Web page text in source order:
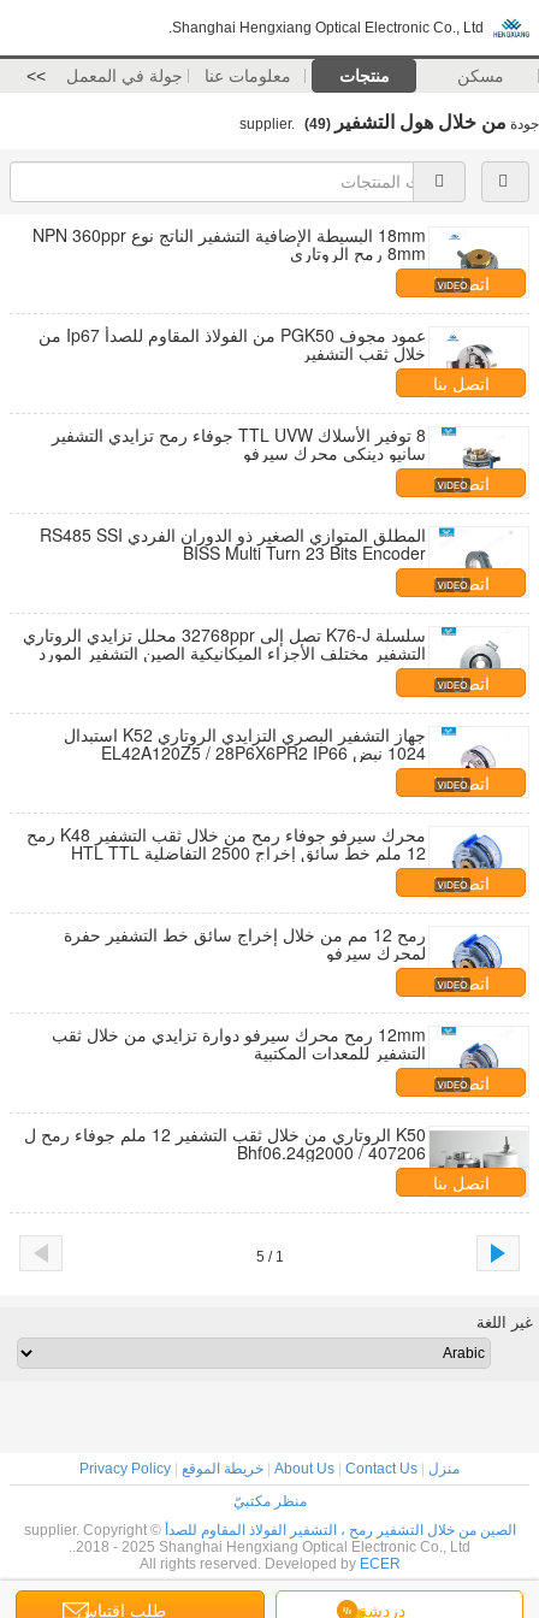
Shanghai Hengxiang Optical Electronic Co., Ltd.
مسكن منتجات معلومات عنا جولة في المعمل >>
جودة من خلال هول التشفير (49)
18mm البسيطة الإضافية التشفير الناتج نوع NPN 360ppr
8mm رمح الروتاري
اتصل بنا
عمود مجوف PGK50 من الفولاذ المقاوم للصدأ Ip67 من
خلال ثقب التشفير
اتصل بنا
8 توفير الأسلاك TTL UVW جوفاء رمح تزايدي التشفير
سانيو دينكي محرك سيرفو
اتصل بنا
المطلق المتوازي الصغير ذو الدوران الفردي RS485 SSI
BISS Multi Turn 23 Bits Encoder
اتصل بنا
سلسلة K76-J تصل إلى 32768ppr محلل تزايدي الروتاري
التشفير مختلف الأجزاء الميكانيكية الصين التشفير المورد
اتصل بنا
جهاز التشفير البصري التزايدي الروتاري K52 استبدال
1024 نبض EL42A120Z5 / 28P6X6PR2 IP66
اتصل بنا
محرك سيرفو جوفاء رمح من خلال ثقب التشفير K48 رمح
12 ملم خط سائق إخراج 2500 التفاضلية HTL TTL
اتصل بنا
رمح 12 مم من خلال إخراج سائق خط التشفير حفرة
لمحرك سيرفو
اتصل بنا
12mm رمح محرك سيرفو دوارة تزايدي من خلال ثقب
التشفير للمعدات المكتبية
اتصل بنا
K50 الروتاري من خلال ثقب التشفير 12 ملم جوفاء رمح ل
Bhf06.24g2000 / 407206
اتصل بنا
1 / 5
دردشة طلب اقتباس
غير اللغة
منزل About Us Contact Us خريطة الموقع
Privacy Policy
منظر مكتبيّ
الصين من خلال التشفير رمح ، التشفير الفولاذ المقاوم للصدأ supplier. Copyright ©
2018 - 2025 Shanghai Hengxiang Optical Electronic Co., Ltd..
All rights reserved. Developed by ECER